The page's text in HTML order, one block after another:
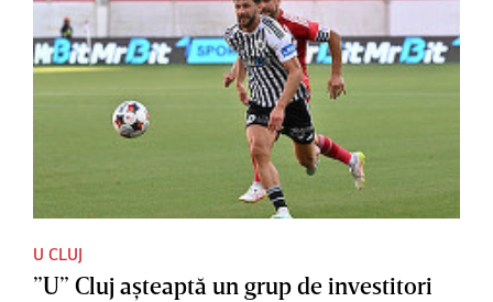
U CLUJ
”U” Cluj aşteaptă un grup de investitori